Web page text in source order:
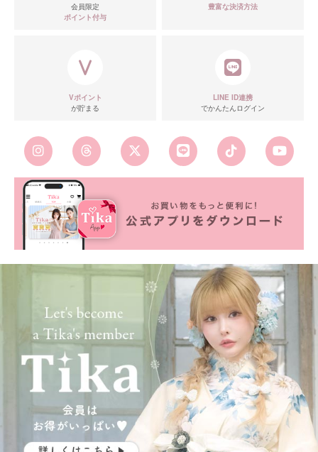
会員限定
ポイント付与
豊富な決済方法
Vポイント
が貯まる
LINE ID連携
でかんたんログイン